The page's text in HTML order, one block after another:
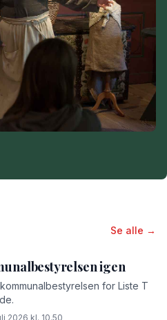
Se alle →
igen
for Liste T
2026 kl. 10.50